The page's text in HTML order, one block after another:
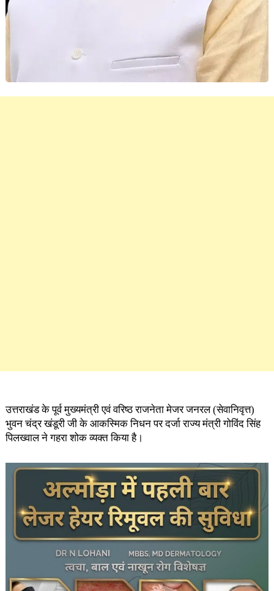
उत्तराखंड के पूर्व मुख्यमंत्री एवं वरिष्ठ राजनेता मेजर जनरल (सेवानिवृत्त)
भुवन चंद्र खंडूरी जी के आकस्मिक निधन पर दर्जा राज्य मंत्री गोविंद सिंह
पिलख्वाल ने गहरा शोक व्यक्त किया है।